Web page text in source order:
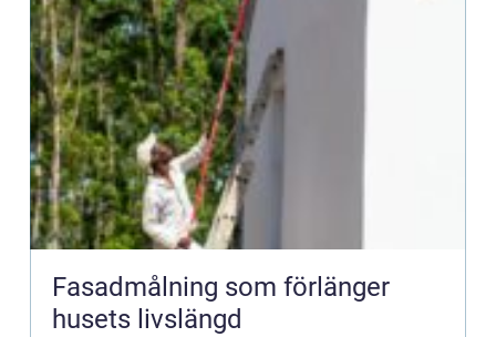
Fasadmålning som förlänger
husets livslängd